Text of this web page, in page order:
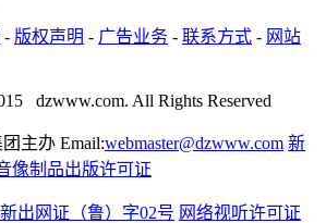
- 版权声明 - 广告业务 - 联系方式 - 网站
dzwww.com. All Rights Reserved
主办 Email:webmaster@dzwww.com 新
像制品出版许可证
新出网证（鲁）字02号 网络视听许可证